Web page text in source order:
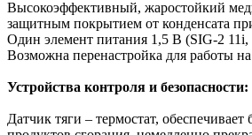
Высокоэффективный, жаростойкий
защитным покрытием от конденсата
Один элемент питания 1,5 В (SIG-2 11i,
Возможна перенастройка для работы
Устройства контроля и безопасности:
Датчик тяги – термостат, обеспечивает